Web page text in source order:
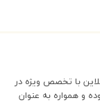
با تخصص ویژه در
و همواره به عنوان